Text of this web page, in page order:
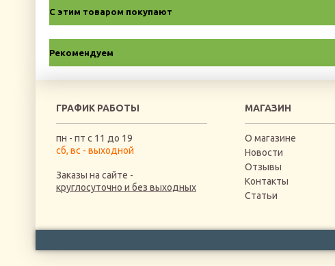
С этим товаром покупают
Рекомендуем
ГРАФИК РАБОТЫ
пн - пт с 11 до 19
сб, вс - выходной
Заказы на сайте -
круглосуточно и без выходных
МАГАЗИН
О магазине
Новости
Отзывы
Контакты
Статьи